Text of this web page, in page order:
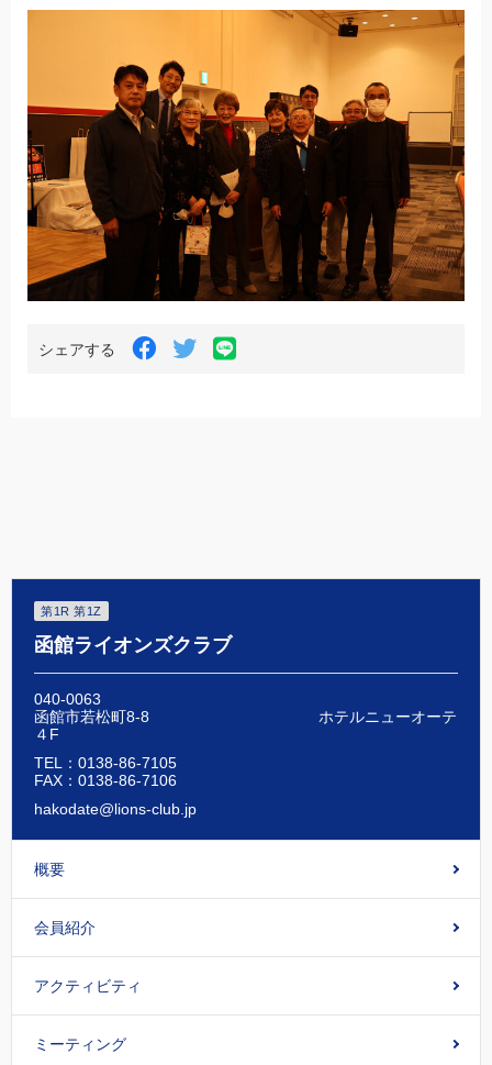
シェアする
Facebook
TwitterLINE
第1R 第1Z
函館ライオンズクラブ
040-0063
函館市若松町8-8 ホテルニューオーテ
４F
TEL：0138-86-7105
FAX：0138-86-7106
hakodate@lions-club.jp
概要
会員紹介
アクティビティ
ミーティング